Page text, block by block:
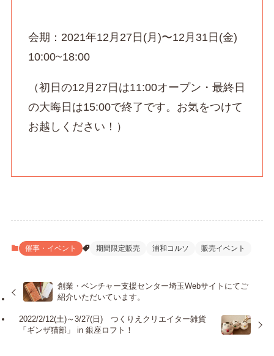
会期：2021年12月27日(月)〜12月31日(金)
10:00~18:00
（初日の12月27日は11:00オープン・最終日
の大晦日は15:00で終了です。お気をつけて
お越しください！）
催事・イベント 期間限定販売 浦和コルソ 販売イベント
創業・ベンチャー支援センター埼玉Webサイトにてご
紹介いただいています。
2022/2/12(土)～3/27(日) つくりえクリエイター雑貨
「ギンザ猫部」 in 銀座ロフト！